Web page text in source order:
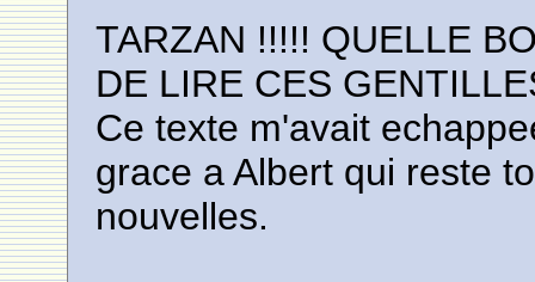
TARZAN !!!!! QUELLE
DE LIRE CES
Ce texte m'avait
grace a Albert qui reste
nouvelles.